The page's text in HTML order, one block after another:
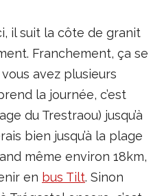
il suit la côte de granit
Franchement, ça se
avez plusieurs
la journée, c’est
du Trestraou) jusqu’à
bien jusqu’à la plage
même environ 18km,
en bus Tilt. Sinon